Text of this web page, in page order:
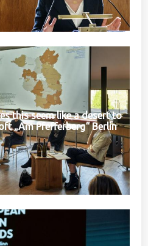
this seem like a desert to
„Am Pfefferberg“ Berlin